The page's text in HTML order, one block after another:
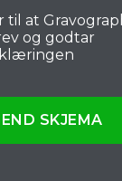
til at
og godtar
SKJEMA